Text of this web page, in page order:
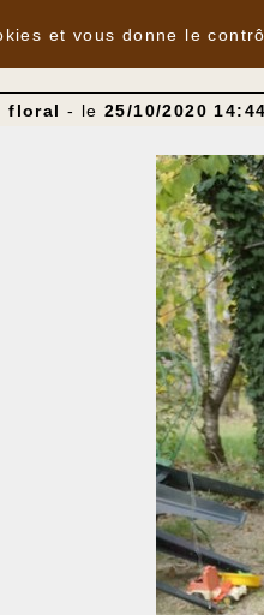
floral - le 25/10/2020 14:44
et vous donne le